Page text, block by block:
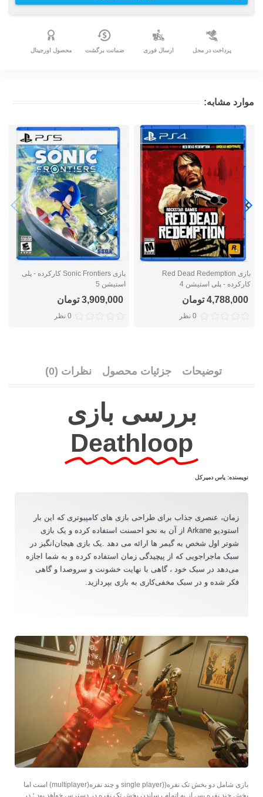
پرداخت در محل ارسال فوری ضمانت برگشت محصول اورجینال
موارد مشابه:
بازی Red Dead Redemption
کارکرده - پلی استیشن 4
4,788,000 تومان
0 نظر
بازی Sonic Frontiers کارکرده - پلی
استیشن 5
3,909,000 تومان
0 نظر
توضیحات جزئیات محصول نظرات (0)
بررسی بازی
Deathloop
نویسنده: یاس دمیرکل
زمان، عنصری جذاب برای طراحی بازی های کامپیوتری که این بار
استودیو Arkane از آن به نحو احسنت استفاده کرده و یک بازی
شوتر اول شخص به گیمر ها ارائه می دهد .یک بازی هیجان‌انگیز در
سبک ماجراجویی که از پیچیدگی زمان استفاده کرده و به شما اجازه
می‌دهد در سبک خود ، گاهی با نهایت خشونت و سر‌و‌صدا و گاهی
فکر شده و در سبک مخفی‌کاری به بازی بپردازید.
بازی شامل دو بخش تک نفره((single player و چند‌ نفره(multiplayer) است اما
بخش چند نفره پس از به اتمام رساندن بخش تک نفره در دسترس خواهد بود ؛ در